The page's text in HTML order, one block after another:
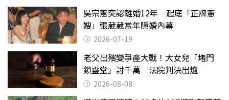
吳宗憲突認離婚12年 起底「正牌憲
嫂」張葳葳當年隱婚內幕
2026-07-19
老父出殯變爭產大戰！大女兒「堵門
鎖靈堂」討千萬 法院判決出爐
2026-08-08